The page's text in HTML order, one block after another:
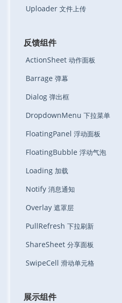
Uploader 文件上传
反馈组件
ActionSheet 动作面板
Barrage 弹幕
Dialog 弹出框
DropdownMenu 下拉菜单
FloatingPanel 浮动面板
FloatingBubble 浮动气泡
Loading 加载
Notify 消息通知
Overlay 遮罩层
PullRefresh 下拉刷新
ShareSheet 分享面板
SwipeCell 滑动单元格
展示组件